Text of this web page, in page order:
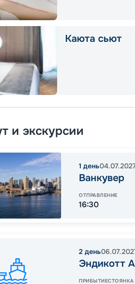
Каюта сьют
и экскурсии
1 день04.07.2027
Ванкувер
ОТПРАВЛЕНИЕ
16:30
2 день
Эндикотт
ПРИБЫТИЕСТОЯНКА